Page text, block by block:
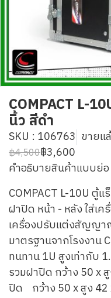
COMPACT L-
นิ้ว สีดำ
SKU : 106763 ขายแ
฿4,500฿3,600
คำอธิบายสินค้าแบบย่อ
COMPACT L-10U ตู้
ฝาปิด หน้า - หลัง ใส่เ
เครื่องปรับแต่งสัญญา
มาตรฐานจากโรงงาน
ทนทาน 1U สูงเท่ากับ
รวมฝาปิด กว้าง 50 x
ปิด กว้าง 50 x สูง 42